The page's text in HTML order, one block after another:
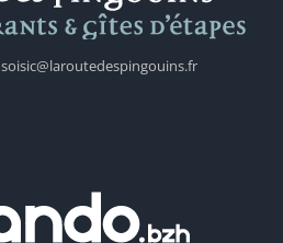
soisic@laroutedespingouins.fr